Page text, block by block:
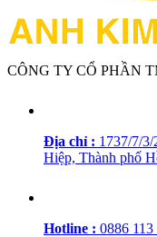
CÔNG TY CỔ PHẦN
Địa chỉ : 1737/7/
Hiệp, Thành phố
Hotline : 0886 113